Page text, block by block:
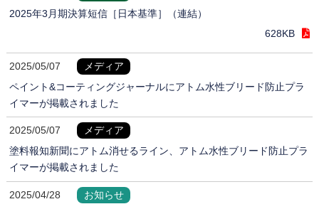
2025年3月期決算短信［日本基準］（連結）
628KB
2025/05/07
メディア
ペイント&コーティングジャーナルにアトム水性ブリード防止プラ
イマーが掲載されました
2025/05/07
メディア
塗料報知新聞にアトム消せるライン、アトム水性ブリード防止プラ
イマーが掲載されました
2025/04/28
お知らせ